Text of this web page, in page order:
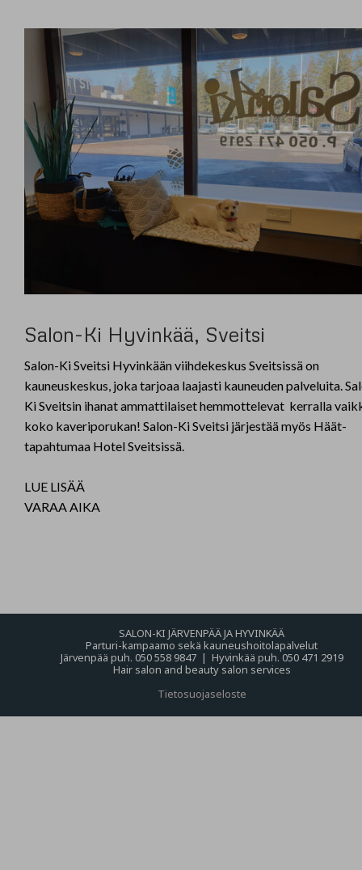
Salon-Ki Hyvinkää, Sveitsi
Salon-Ki Sveitsi Hyvinkään viihdekeskus Sveitsissä on
kauneuskeskus, joka tarjoaa laajasti kauneuden palveluita.
Ki Sveitsin ihanat ammattilaiset hemmottelevat kerralla
koko kaveriporukan! Salon-Ki Sveitsi järjestää myös Häät-
tapahtumaa Hotel Sveitsissä.
LUE LISÄÄ
VARAA AIKA
SALON-KI JÄRVENPÄÄ JA HYVINKÄÄ
Parturi-kampaamo sekä kauneushoitolapalvelut
Järvenpää puh. 050 558 9847 | Hyvinkää puh. 050 471 2919
Hair salon and beauty salon services
Tietosuojaseloste